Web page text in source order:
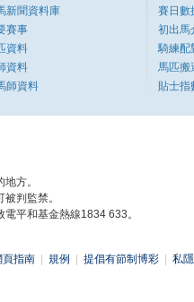
新聞資料庫
賽事
資料
資料
師資料
賽日數
初出馬
騎練配
馬匹搬
貼士指
方。
判監禁。
平和基金熱線1834 633。
頁指南 規例 提倡有節制博彩 私